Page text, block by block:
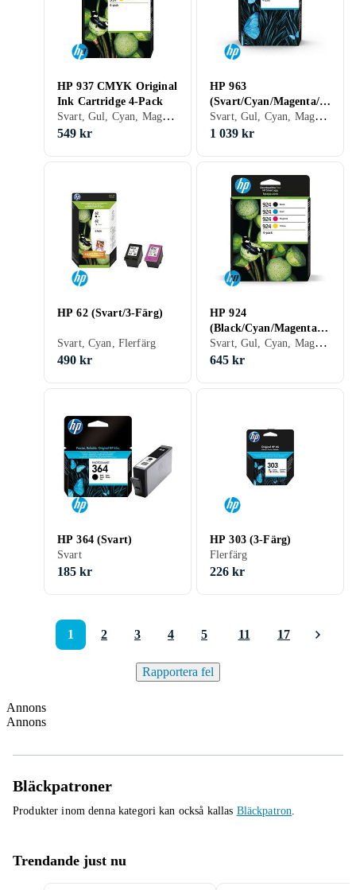
HP 937 CMYK Original
Ink Cartridge 4-Pack
Svart, Gul, Cyan, Magenta
549 kr
HP 963
(Svart/Cyan/Magenta/G
ul)
Svart, Gul, Cyan, Magenta
1 039 kr
HP 62 (Svart/3-Färg)
Svart, Cyan, Flerfärg
490 kr
HP 924
(Black/Cyan/Magenta/Y
ellow)
Svart, Gul, Cyan, Magenta
645 kr
HP 364 (Svart)
Svart
185 kr
HP 303 (3-Färg)
Flerfärg
226 kr
1 2 3 4 5 11 17
Rapportera fel
Annons
Annons
Bläckpatroner
Produkter inom denna kategori kan också kallas Bläckpatron.
Trendande just nu